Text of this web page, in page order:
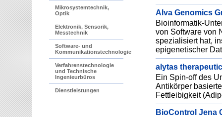
Mikrosystemtechnik,
Optik
Elektronik, Sensorik,
Messtechnik
Software- und
Kommunikationstechnologie
Verfahrenstechnologie
und Technische
Ingenieurbüros
Dienstleistungen
Alva Genomics
Bioinformatik-
von Software von
spezialisiert hat,
epigenetischer
alytas
Ein Spin-off des
Antikörper
Fettleibigkeit
BioControl Jena